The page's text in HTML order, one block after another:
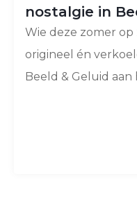
nostalgie in
Wie deze zomer op
origineel én
Beeld & Geluid aan